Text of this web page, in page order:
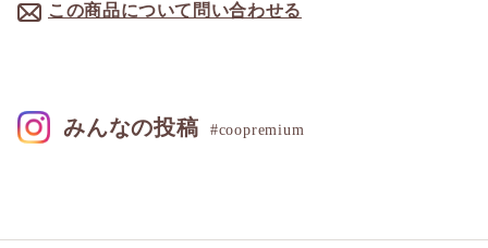
この商品について問い合わせる
みんなの投稿 #coopremium